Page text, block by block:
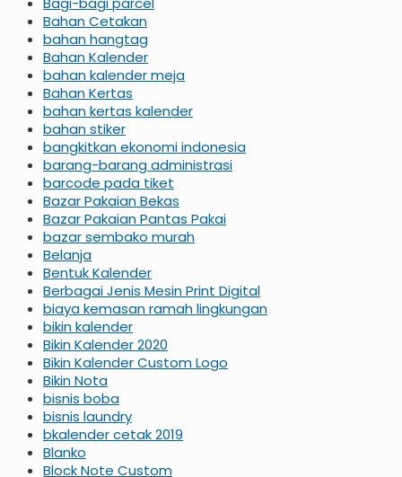
Bahan Cetakan
bahan hangtag
Bahan Kalender
bahan kalender meja
Bahan Kertas
bahan kertas kalender
bahan stiker
bangkitkan ekonomi indonesia
barang-barang administrasi
barcode pada tiket
Bazar Pakaian Bekas
Bazar Pakaian Pantas Pakai
bazar sembako murah
Belanja
Bentuk Kalender
Berbagai Jenis Mesin Print Digital
biaya kemasan ramah lingkungan
bikin kalender
Bikin Kalender 2020
Bikin Kalender Custom Logo
Bikin Nota
bisnis boba
bisnis laundry
bkalender cetak 2019
Blanko
Block Note Custom